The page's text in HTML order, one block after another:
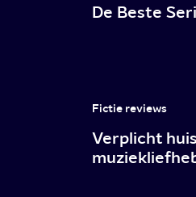
De Beste
Fictie reviews
Verplicht